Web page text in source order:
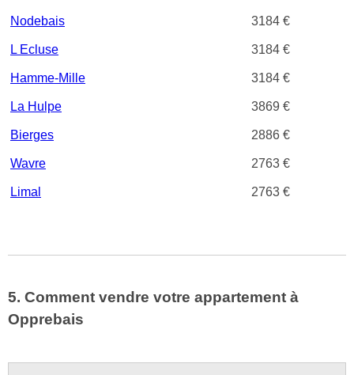
Nodebais 3184 €
L Ecluse 3184 €
Hamme-Mille 3184 €
La Hulpe 3869 €
Bierges 2886 €
Wavre 2763 €
Limal 2763 €
5. Comment vendre votre appartement à
Opprebais